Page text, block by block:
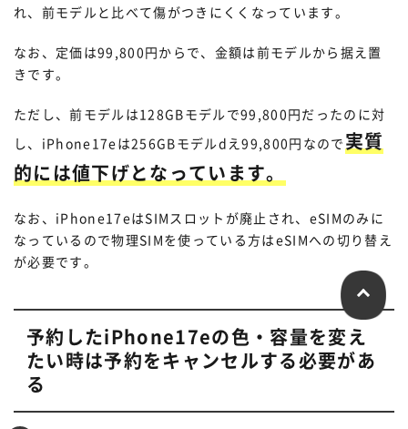
れ、前モデルと比べて傷がつきにくくなっています。
なお、定価は99,800円からで、金額は前モデルから据え置
きです。
ただし、前モデルは128GBモデルで99,800円だったのに対
し、iPhone17eは256GBモデルdえ99,800円なので 実質
的には値下げとなっています。
なお、iPhone17eはSIMスロットが廃止され、eSIMのみに
なっているので物理SIMを使っている方はeSIMへの切り替え
が必要です。
予約したiPhone17eの色・容量を変え
たい時は予約をキャンセルする必要があ
る